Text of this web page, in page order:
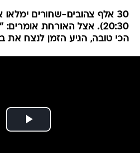
30 אלף צהובים-שחורים
20:30). אצל האורחת
הכי טובה, הגיע הזמן לנצח את